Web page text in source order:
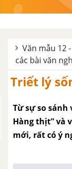
Văn mẫu 12
các bài văn
Triết lý
Từ sự so sánh
Hàng thịt” và
mới, rất có ý